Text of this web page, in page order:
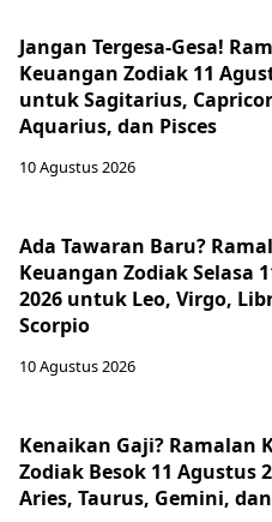
Jangan Tergesa-Gesa!
Keuangan Zodiak 11
untuk Sagitarius,
Aquarius, dan Pisces
10 Agustus 2026
Ada Tawaran Baru?
Keuangan Zodiak Selasa
2026 untuk Leo, Virgo,
Scorpio
10 Agustus 2026
Kenaikan Gaji? Ramalan
Zodiak Besok 11 Agustus
Aries, Taurus, Gemini,